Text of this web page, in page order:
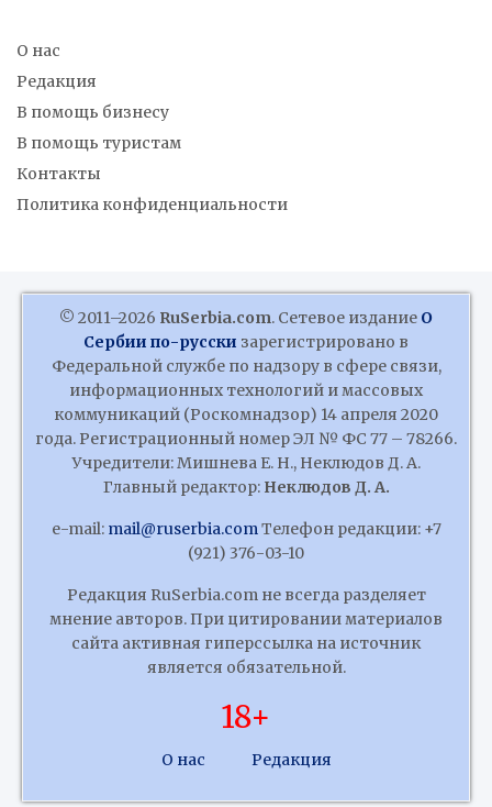
О нас
Редакция
В помощь бизнесу
В помощь туристам
Контакты
Политика конфиденциальности
© 2011–2026 RuSerbia.com. Сетевое издание О
Сербии по-русски зарегистрировано в
Федеральной службе по надзору в сфере связи,
информационных технологий и массовых
коммуникаций (Роскомнадзор) 14 апреля 2020
года. Регистрационный номер ЭЛ № ФС 77 – 78266.
Учредители: Мишнева Е. Н., Неклюдов Д. А.
Главный редактор: Неклюдов Д. А.
e-mail: mail@ruserbia.comТелефон редакции: +7
(921) 376-03-10
Редакция RuSerbia.com не всегда разделяет
мнение авторов. При цитировании материалов
сайта активная гиперссылка на источник
является обязательной.
18+
О нас Редакция